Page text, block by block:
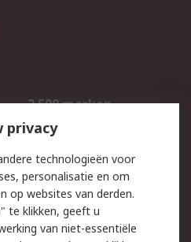
2.500 merken
Inkoopoplossingen
privacy
technologieën voor
personalisatie en om
op websites van derden.
te klikken, geeft u
van niet-essentiële